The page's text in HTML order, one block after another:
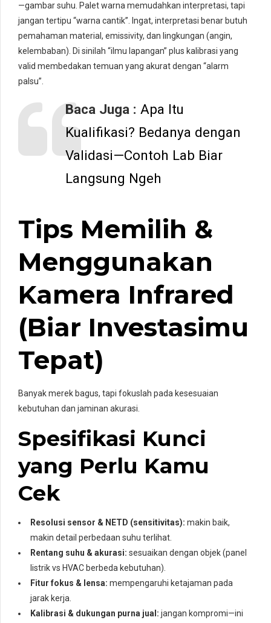
—gambar suhu. Palet warna memudahkan interpretasi, tapi
jangan tertipu “warna cantik”. Ingat, interpretasi benar butuh
pemahaman material, emissivity, dan lingkungan (angin,
kelembaban). Di sinilah “ilmu lapangan” plus kalibrasi yang
valid membedakan temuan yang akurat dengan “alarm
palsu”.
Baca Juga : Apa Itu
Kualifikasi? Bedanya dengan
Validasi—Contoh Lab Biar
Langsung Ngeh
Tips Memilih &
Menggunakan
Kamera Infrared
(Biar Investasimu
Tepat)
Banyak merek bagus, tapi fokuslah pada kesesuaian
kebutuhan dan jaminan akurasi.
Spesifikasi Kunci
yang Perlu Kamu
Cek
Resolusi sensor & NETD (sensitivitas): makin baik,
makin detail perbedaan suhu terlihat.
Rentang suhu & akurasi: sesuaikan dengan objek (panel
listrik vs HVAC berbeda kebutuhan).
Fitur fokus & lensa: mempengaruhi ketajaman pada
jarak kerja.
Kalibrasi & dukungan purna jual: jangan kompromi—ini